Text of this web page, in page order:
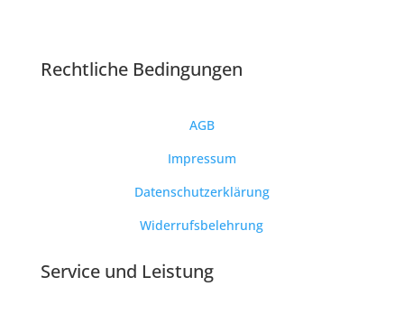
Rechtliche Bedingungen
AGB
Impressum
Datenschutzerklärung
Widerrufsbelehrung
Service und Leistung